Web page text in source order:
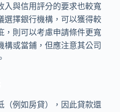
入與信用評分的要求也較寬
選擇銀行機構，可以獲得較
，則可以考慮申請條件更寬
構或當鋪，但應注意其公司
（例如房貸），因此貸款還